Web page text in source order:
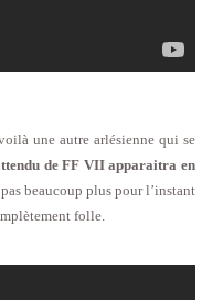
une autre arlésienne qui se
de FF VII apparaitra en
pas beaucoup plus pour l’instant
folle.